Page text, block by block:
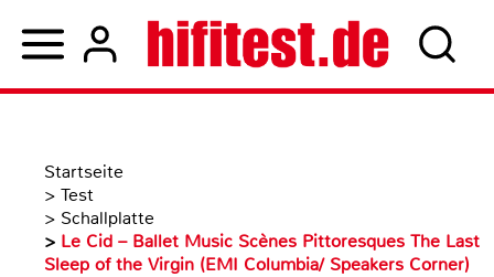
Startseite
> Test
> Schallplatte
> Le Cid – Ballet Music Scènes Pittoresques The Last
Sleep of the Virgin (EMI Columbia/ Speakers Corner)